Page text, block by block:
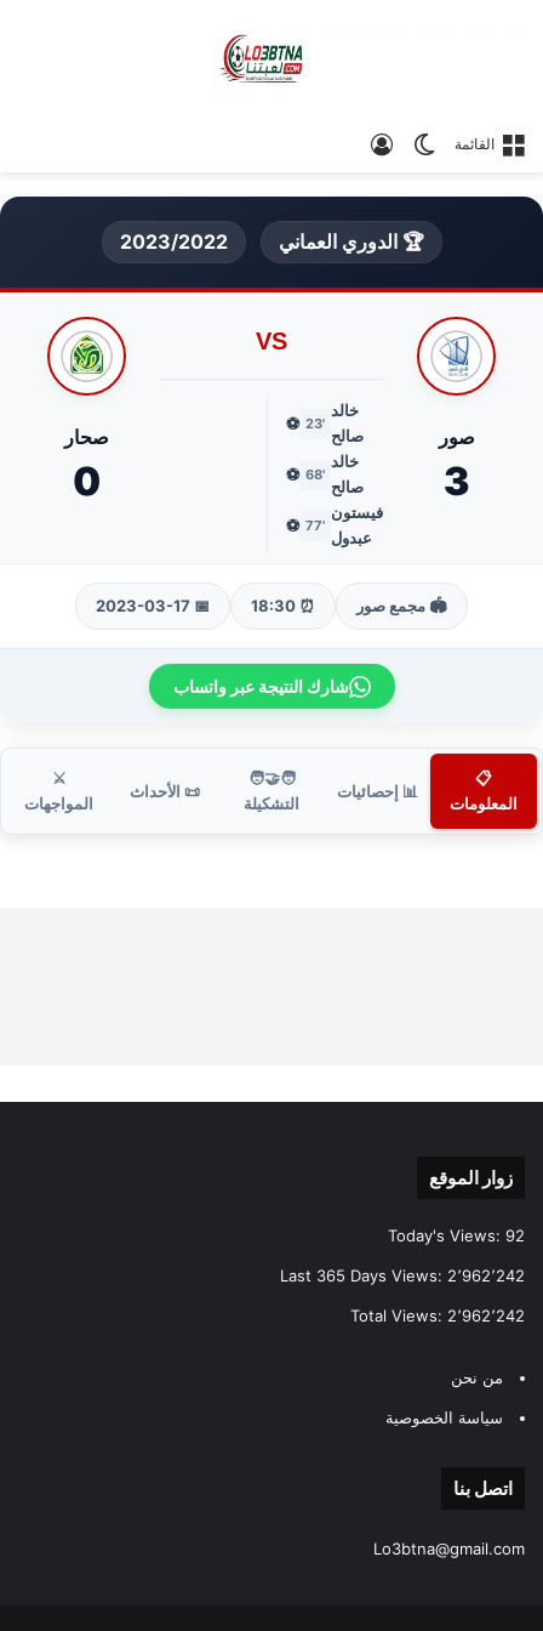
القائمة الوضع المظلم
🏆 الدوري العماني 2023/2022
صور
3
VS
خالد
صالح
'23
⚽
خالد
صالح
'68
⚽
فيستون
عبدول
'77
⚽
صحار
0
🏟️ مجمع صور ⏰ 18:30
📅 2023-03-17
شارك النتيجة عبر واتساب
📋
المعلومات
📊 إحصائيات
🧑‍🤝‍🧑
التشكيلة
📜 الأحداث
⚔️
المواجهات
زوار الموقع
Today's Views: 92
Last 365 Days Views: 2٬962٬242
Total Views: 2٬962٬242
من نحن
سياسة الخصوصية
اتصل بنا
Lo3btna@gmail.com